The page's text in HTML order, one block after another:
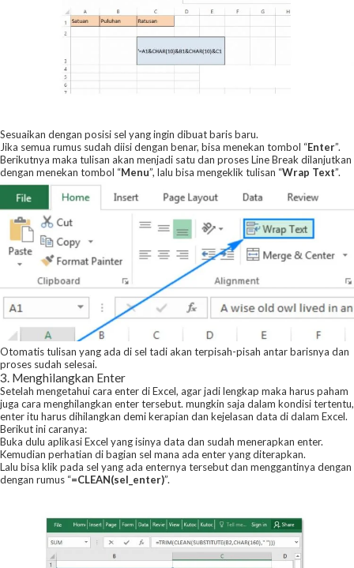
Sesuaikan dengan posisi sel yang ingin dibuat baris baru.
Jika semua rumus sudah diisi dengan benar, bisa menekan tombol “Enter”.
Berikutnya maka tulisan akan menjadi satu dan proses Line Break dilanjutkan
dengan menekan tombol “Menu”, lalu bisa mengeklik tulisan “Wrap Text”.
Otomatis tulisan yang ada di sel tadi akan terpisah-pisah antar barisnya dan
proses sudah selesai.
3. Menghilangkan Enter
Setelah mengetahui cara enter di Excel, agar jadi lengkap maka harus paham
juga cara menghilangkan enter tersebut. mungkin saja dalam kondisi tertentu,
enter itu harus dihilangkan demi kerapian dan kejelasan data di dalam Excel.
Berikut ini caranya:
Buka dulu aplikasi Excel yang isinya data dan sudah menerapkan enter.
Kemudian perhatian di bagian sel mana ada enter yang diterapkan.
Lalu bisa klik pada sel yang ada enternya tersebut dan menggantinya dengan
dengan rumus “=CLEAN(sel_enter)”.